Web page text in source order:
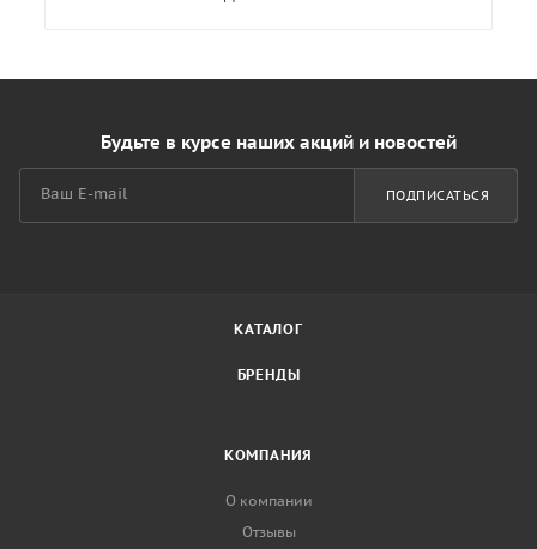
Будьте в курсе наших акций и новостей
ПОДПИСАТЬСЯ
КАТАЛОГ
БРЕНДЫ
КОМПАНИЯ
О компании
Отзывы